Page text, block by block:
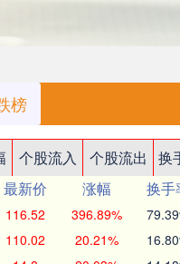
榜
个股流入 个股流出
换
最新价 涨幅
换手
116.52 396.89%
110.02 20.21%